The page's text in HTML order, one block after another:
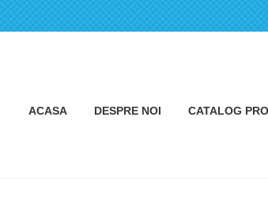
ACASA DESPRE NOI CATALOG